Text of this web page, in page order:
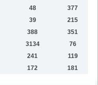
48
377
39
215
388
351
3134
76
241
119
172 181